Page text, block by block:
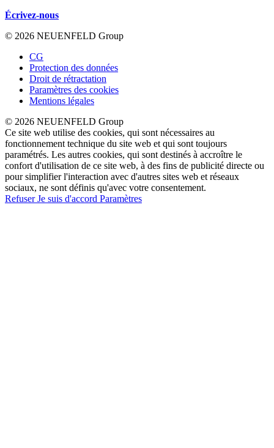
Écrivez-nous
© 2026 NEUENFELD Group
CG
Protection des données
Droit de rétractation
Paramètres des cookies
Mentions légales
© 2026 NEUENFELD Group
Ce site web utilise des cookies, qui sont nécessaires au
fonctionnement technique du site web et qui sont toujours
paramétrés. Les autres cookies, qui sont destinés à accroître le
confort d'utilisation de ce site web, à des fins de publicité directe ou
pour simplifier l'interaction avec d'autres sites web et réseaux
sociaux, ne sont définis qu'avec votre consentement.
RefuserJe suis d'accord Paramètres